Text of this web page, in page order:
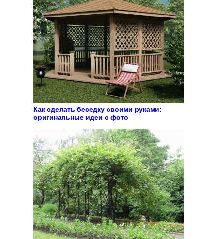
Как сделать беседку своими руками:
оригинальные идеи с фото